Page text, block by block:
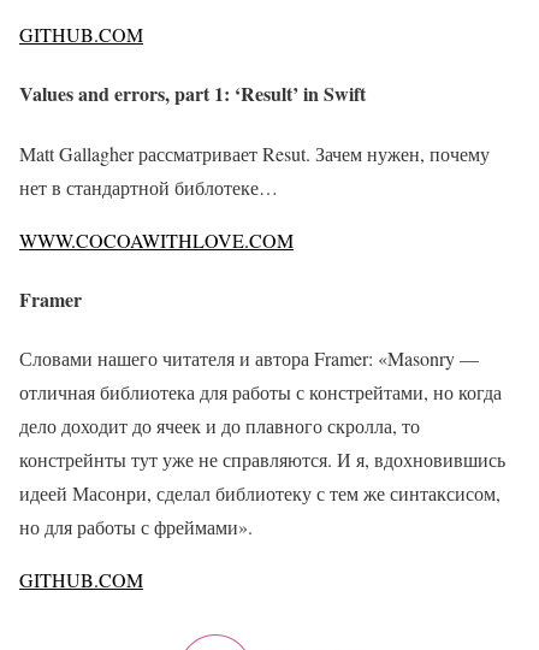
GITHUB.COM
Values and errors, part 1: ‘Result’ in Swift
Matt Gallagher рассматривает Resut. Зачем нужен, почему
нет в стандартной библотеке…
WWW.COCOAWITHLOVE.COM
Framer
Словами нашего читателя и автора Framer: «Masonry —
отличная библиотека для работы с констрейтами, но когда
дело доходит до ячеек и до плавного скролла, то
констрейнты тут уже не справляются. И я, вдохновившись
идеей Масонри, сделал библиотеку с тем же синтаксисом,
но для работы с фреймами».
GITHUB.COM